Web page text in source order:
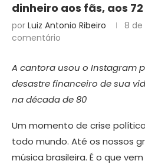
dinheiro aos fãs, aos
por Luiz Antonio Ribeiro 8 de
comentário
A cantora usou o Instagram
desastre financeiro de sua
na década de 80
Um momento de crise
todo mundo. Até os nossos
música brasileira. É o que